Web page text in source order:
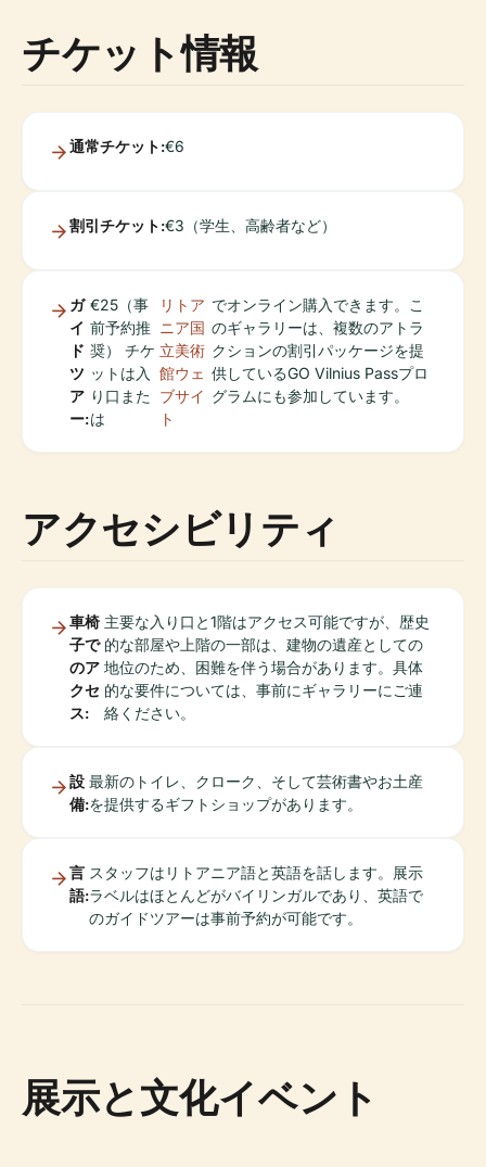
チケット情報
通常チケット:€6
割引チケット:€3（学生、高齢者など）
ガ
イ
ド
ツ
ア
ー:
€25（事
前予約推
奨） チケ
ットは入
り口また
は
リトア
ニア国
立美術
館ウェ
ブサイ
ト
でオンライン購入できます。こ
のギャラリーは、複数のアトラ
クションの割引パッケージを提
供しているGO Vilnius Passプロ
グラムにも参加しています。
アクセシビリティ
車椅
子で
のア
クセ
ス:
主要な入り口と1階はアクセス可能ですが、歴史
的な部屋や上階の一部は、建物の遺産としての
地位のため、困難を伴う場合があります。具体
的な要件については、事前にギャラリーにご連
絡ください。
設
備:
最新のトイレ、クローク、そして芸術書やお土産
を提供するギフトショップがあります。
言
語:
スタッフはリトアニア語と英語を話します。展示
ラベルはほとんどがバイリンガルであり、英語で
のガイドツアーは事前予約が可能です。
展示と文化イベント